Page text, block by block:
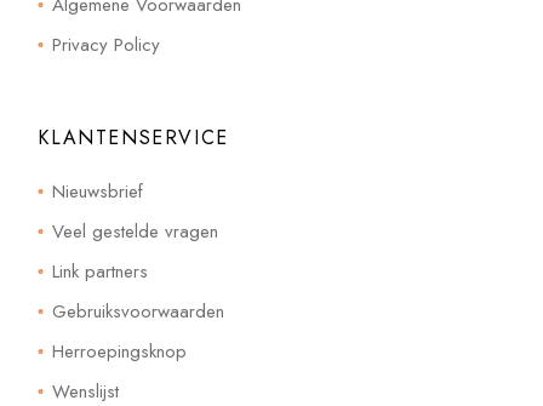
Privacy Policy
KLANTENSERVICE
Nieuwsbrief
Veel gestelde vragen
Link partners
Gebruiksvoorwaarden
Herroepingsknop
Wenslijst